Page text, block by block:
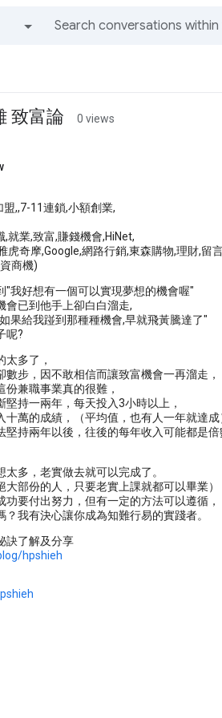
致富論 0 views
,,7-11連鎖,小額創業,
就業,致富,賺錢機會,HiNet,
虎奇摩,Google,網路行銷,東森購物,理財,
商機)
"我好想有一個可以實現夢想的機會喔"
會已到他手上卻白白溜走,
果給我踫到那種種機會,早就飛黃騰達了"
呢?
太多了，
步，因不敢相信而讓致富機會一再溜走，
兼職事業真的很難，
持一兩年，每天投入3小時以上，
萬的成績，（平均值，也有人一年就達成
堅持兩年以後，往後的每年收入可能都是倍
多，老實做去就可以完成了。
大部份的人，只要老實上課就都可以畢業）
要付出努力，但有一定的方法可以遵循，
我有決心讓你成為知難行易的實踐者。
訣了解及分享
hpshieh